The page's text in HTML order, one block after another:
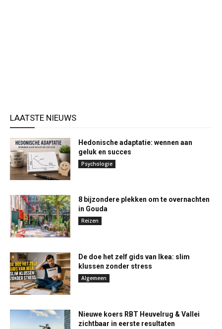
LAATSTE NIEUWS
Hedonische adaptatie: wennen aan
geluk en succes
Psychologie
8 bijzondere plekken om te overnachten
in Gouda
Reizen
De doe het zelf gids van Ikea: slim
klussen zonder stress
Algemeen
Nieuwe koers RBT Heuvelrug & Vallei
zichtbaar in eerste resultaten